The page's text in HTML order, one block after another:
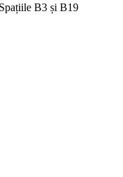
B3 și B19